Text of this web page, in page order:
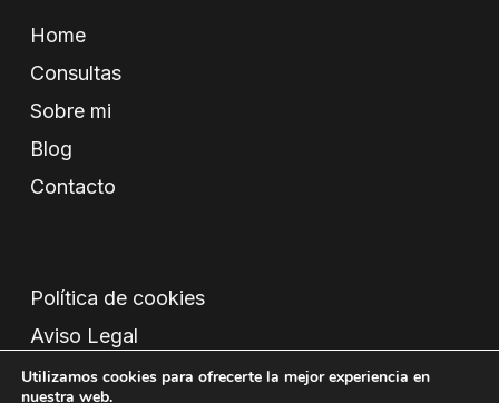
Home
Consultas
Sobre mi
Blog
Contacto
Política de cookies
Aviso Legal
Condiciones
Utilizamos cookies para ofrecerte la mejor experiencia en
nuestra web.